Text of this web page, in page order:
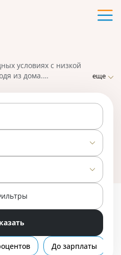
условиях с низкой
из дома.
на карту или
вам доступно 26
в день.
еще
До зарплаты